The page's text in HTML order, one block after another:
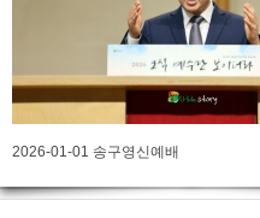
2026-01-01 송구영신예배